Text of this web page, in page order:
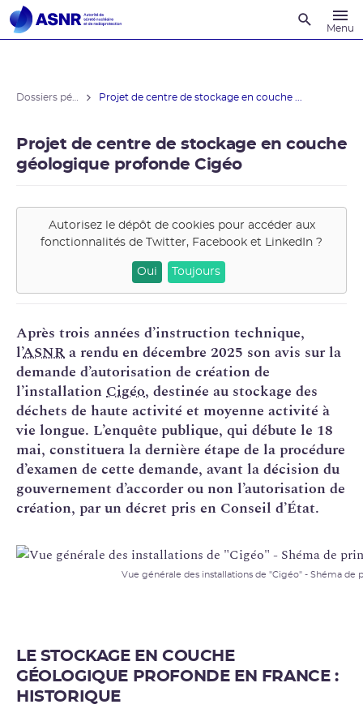
Menu
Projet de centre de stockage en couche ...
Projet de centre de stockage en couche
géologique profonde Cigéo
Autorisez le dépôt de cookies pour accéder aux
fonctionnalités de Twitter, Facebook et LinkedIn ?
Oui Toujours
Après trois années d’instruction technique,
l’ASNRa rendu en décembre 2025 son avis sur la
demande d’autorisation de création de
l’installationCigéo, destinée au stockage des
déchets de haute activité et moyenne activité à
vie longue. L’enquête publique, qui débute le 18
mai, constituera la dernière étape de la procédure
d’examen de cette demande, avant la décision du
gouvernement d’accorder ou non l’autorisation de
création, par un décret pris en Conseil d’État.
Vue générale des installations de "Cigéo" - Shéma de
LE STOCKAGE EN COUCHE
GÉOLOGIQUE PROFONDE EN FRANCE :
HISTORIQUE